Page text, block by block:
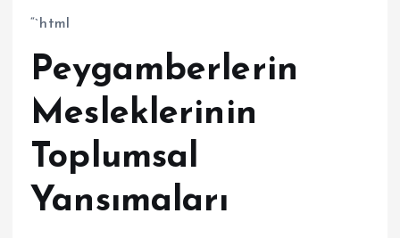
“`html
Peygamberlerin
Mesleklerinin
Toplumsal
Yansımaları